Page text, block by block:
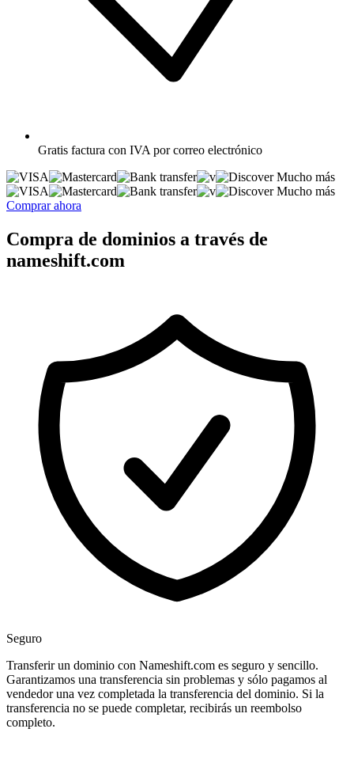
Gratis factura con IVA por correo electrónico
Mucho más
Mucho más
Comprar ahora
Compra de dominios a través de
nameshift.com
Seguro
Transferir un dominio con Nameshift.com es seguro y sencillo.
Garantizamos una transferencia sin problemas y sólo pagamos al
vendedor una vez completada la transferencia del dominio. Si la
transferencia no se puede completar, recibirás un reembolso
completo.